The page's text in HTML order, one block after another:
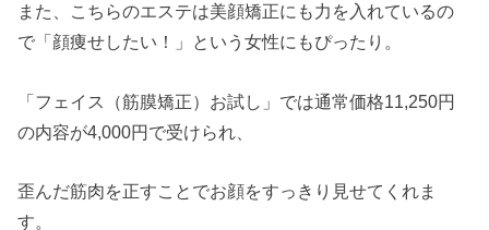
また、こちらのエステは美顔矯正にも力を入れているの
で「顔痩せしたい！」という女性にもぴったり。
「フェイス（筋膜矯正）お試し」では通常価格11,250円
の内容が4,000円で受けられ、
歪んだ筋肉を正すことでお顔をすっきり見せてくれま
す。